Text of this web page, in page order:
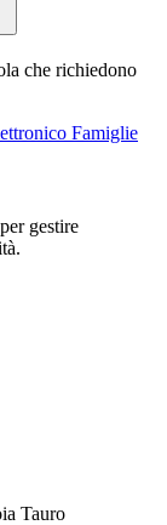
che richiedono
Famiglie
gestire
Tauro